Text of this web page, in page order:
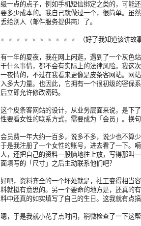
级一点的点子，例如手机短信绑定之类的，可能
要多少成本的。我自己就做过一个，很简单。虽
丢给别人（邮件服务提供商）了。
※ ※ ※ ※ ※ ※ ※ ※ ※ ※ （好了我知道该讲故事
有一年的夏夜，我在网上闲逛，遇到了一个灰色
干什么事情，都不会有实际上的法律风险。我这
一夜情的，不过在我看来更像是皮条客网站。网
入多大力量。也因此，它拥有一个很初级的密
后立即允许修改密码。
这个皮条客网站的设计，从业务层面来说，是下
性要看女性的联系方式，需要成为「会员」。换句
会员费一年大约一百多，说多不多，说少也不算
于是我注册了一个女性的账号，进去看了一下。
人，还把自己的资料一股脑地往上放，写得那叫
面填写的「尺寸」之后主动联系他们吧？
好吧，资料齐全的一个坏处就是，社工变得相当
料就挺有意思的。另一个要命的地方是，还真的
料中还真的如实填写了自己的生日。这我就有点
嗯，于是我就小花了点时间，稍微检查了一下这